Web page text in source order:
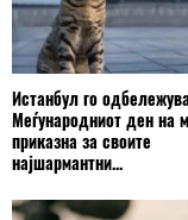
Истанбул го одбележува
Меѓународниот ден на
приказна за своите
најшармантни...